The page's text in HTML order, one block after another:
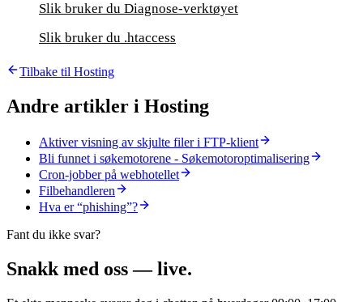
Slik bruker du Diagnose-verktøyet
Slik bruker du .htaccess
Tilbake til Hosting
Andre artikler i Hosting
Aktiver visning av skjulte filer i FTP-klient
Bli funnet i søkemotorene - Søkemotoroptimalisering
Cron-jobber på webhotellet
Filbehandleren
Hva er “phishing”?
Fant du ikke svar?
Snakk med oss — live.